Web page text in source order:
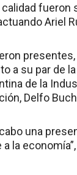
fueron
Ariel
a su par de
de la
Delfo
una
la